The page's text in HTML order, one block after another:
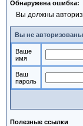
Обнаружена ошибка:
Вы должны
Вы не
Ваше
имя
Ваш
пароль
Полезные ссылки